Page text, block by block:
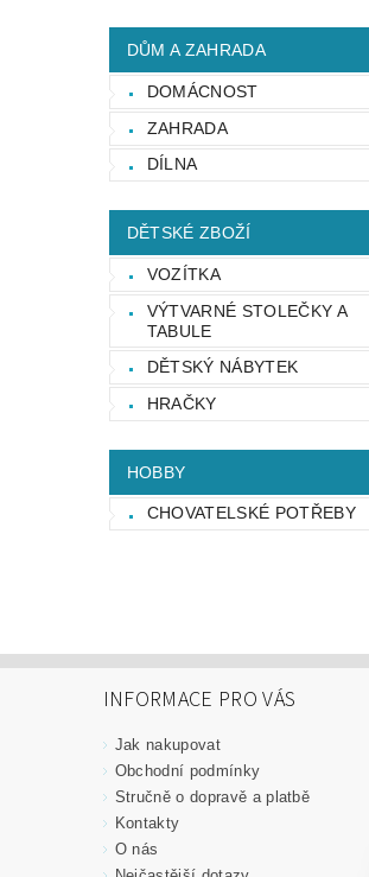
DŮM A ZAHRADA
DOMÁCNOST
ZAHRADA
DÍLNA
DĚTSKÉ ZBOŽÍ
VOZÍTKA
VÝTVARNÉ STOLEČKY A
TABULE
DĚTSKÝ NÁBYTEK
HRAČKY
HOBBY
CHOVATELSKÉ POTŘEBY
INFORMACE PRO VÁS
Jak nakupovat
Obchodní podmínky
Stručně o dopravě a platbě
Kontakty
O nás